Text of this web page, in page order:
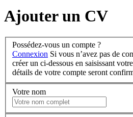
Ajouter un CV
Possédez-vous un compte ?
Connexion
créer un ci-dessous en saisissant
détails de votre compte seront
Votre nom